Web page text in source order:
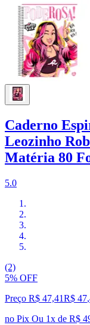
Caderno
Leozinho
Matéria 80
5.0
(2)
5% OFF
Preço R$ 47,41R$ 47,
no Pix Ou 1x de R$